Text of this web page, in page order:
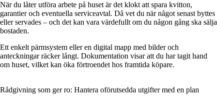
När du låter utföra arbete på huset är det klokt att spara kvitton,
garantier och eventuella serviceavtal. Då vet du när något senast byttes
eller servades – och det kan vara värdefullt om du någon gång ska sälja
bostaden.
Ett enkelt pärmsystem eller en digital mapp med bilder och
anteckningar räcker långt. Dokumentation visar att du har tagit hand
om huset, vilket kan öka förtroendet hos framtida köpare.
Rådgivning som ger ro: Hantera oförutsedda utgifter med en plan